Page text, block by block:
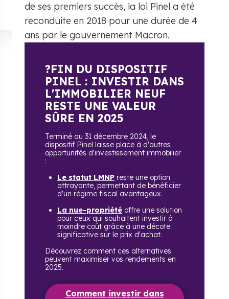
de ses premiers succès, la loi Pinel a été
reconduite en 2018 pour une durée de 4
ans par le gouvernement Macron.
?FIN DU DISPOSITIF
PINEL : INVESTIR DANS
L'IMMOBILIER NEUF
RESTE UNE VALEUR
SÛRE EN 2025
Terminé au 31 décembre 2024, le
dispositif Pinel laisse place à d'autres
opportunités d'investissement immobilier
:
Le statut LMNP reste une option
attrayante, permettant de bénéficier
d'un régime fiscal avantageux.
La nue-propriété offre une solution
pour ceux qui souhaitent investir à
moindre coût grâce à une décote
significative sur le prix d'achat.
Découvrez comment ces alternatives
peuvent maximiser vos rendements en
2025.
Comment investir dans